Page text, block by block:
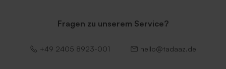
Fragen zu unserem Service?
+49 2405 8923-001 hello@tadaaz.de